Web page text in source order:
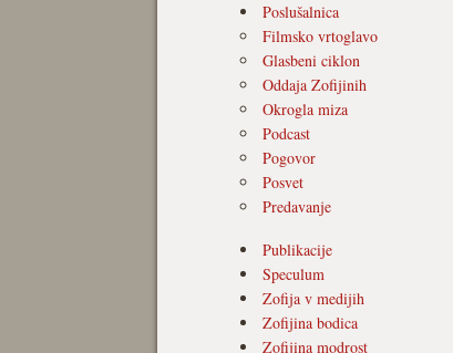
Poslušalnica
Filmsko vrtoglavo
Glasbeni ciklon
Oddaja Zofijinih
Okrogla miza
Podcast
Pogovor
Posvet
Predavanje
Publikacije
Speculum
Zofija v medijih
Zofijina bodica
Zofijina modrost